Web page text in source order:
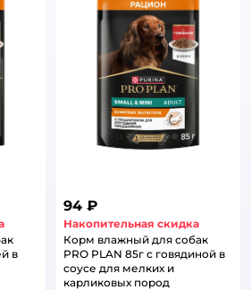
в
94 ₽
Накопительная скидка
Корм влажный для собак
PRO PLAN 85г с говядиной в
соусе для мелких и
карликовых пород